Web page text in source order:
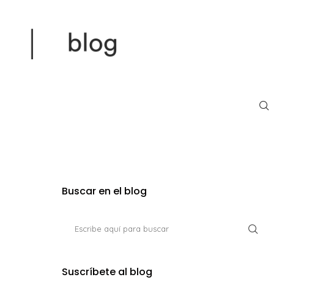
Buscar en el blog
Suscríbete al blog